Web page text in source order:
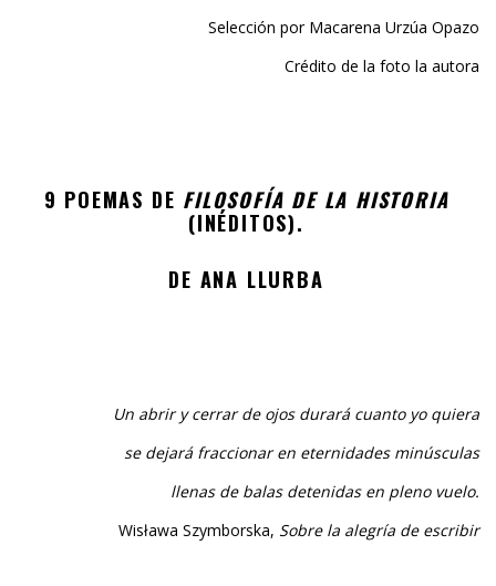
Selección por Macarena Urzúa Opazo
Crédito de la foto la autora
9 POEMAS DE FILOSOFÍA DE LA HISTORIA
(INÉDITOS).
DE ANA LLURBA
Un abrir y cerrar de ojos durará cuanto yo quiera
se dejará fraccionar en eternidades minúsculas
llenas de balas detenidas en pleno vuelo.
Wisława Szymborska, Sobre la alegría de escribir